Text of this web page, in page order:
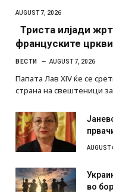
AUGUST 7, 2026
Триста илјади
француските цркви
ВЕСТИ AUGUST 7, 2026
Папата Лав XIV ќе се
страна на свештеници
AUGUST
во